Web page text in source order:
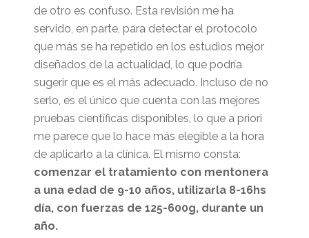
de otro es confuso. Esta revisión me ha
servido, en parte, para detectar el protocolo
que más se ha repetido en los estudios mejor
diseñados de la actualidad, lo que podría
sugerir que es el más adecuado. Incluso de no
serlo, es el único que cuenta con las mejores
pruebas científicas disponibles, lo que a priori
me parece que lo hace más elegible a la hora
de aplicarlo a la clínica. El mismo consta:
comenzar el tratamiento con mentonera
a una edad de 9-10 años, utilizarla 8-16hs
día, con fuerzas de 125-600g, durante un
año.